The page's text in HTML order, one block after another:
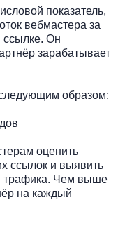
показатель,
вебмастера за
ссылке. Он
зарабатывает
образом:
оценить
ссылок и выявить
трафика. Чем выше
на каждый